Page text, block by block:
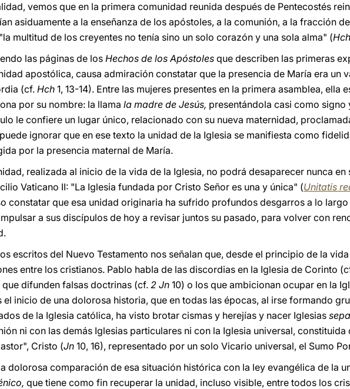
vemos que en la primera comunidad reunida después de Pentecostés
asiduamente a la enseñanza de los apóstoles, a la comunión, a la fracción
multitud de los creyentes no tenía sino un solo corazón y una sola alma" (Hch
las páginas de losHechos de los Apóstoles que describen las primeras
apostólica, causa admiración constatar que la presencia de María era un
(cf. Hch 1, 13-14). Entre las mujeres presentes en la primera asamblea, ella
por su nombre: la llama la madre de Jesús, presentándola casi como signo
le confiere un lugar único, relacionado con su nueva maternidad,
ignorar que en ese texto la unidad de la Iglesia se manifiesta como
por la presencia maternal de María.
realizada al inicio de la vida de la Iglesia, no podrá desaparecer nunca
Vaticano II: "La Iglesia fundada por Cristo Señor es una y única" (Unitatis
constatar que esa unidad originaria ha sufrido profundos desgarros a lo
a sus discípulos de hoy a revisar juntos su pasado, para volver con
escritos del Nuevo Testamento nos señalan que, desde el principio de la
entre los cristianos. Pablo habla de las discordias en la Iglesia de Corinto
que difunden falsas doctrinas (cf. 2 Jn 10) o los que ambicionan ocupar en la
el inicio de una dolorosa historia, que en todas las épocas, al irse formando
de la Iglesia católica, ha visto brotar cismas y herejías y nacer Iglesias
ni con las demás Iglesias particulares ni con la Iglesia universal,
Cristo (Jn 10, 16), representado por un solo Vicario universal, el Sumo
dolorosa comparación de esa situación histórica con la ley evangélica de la
que tiene como fin recuperar la unidad, incluso visible, entre todos los